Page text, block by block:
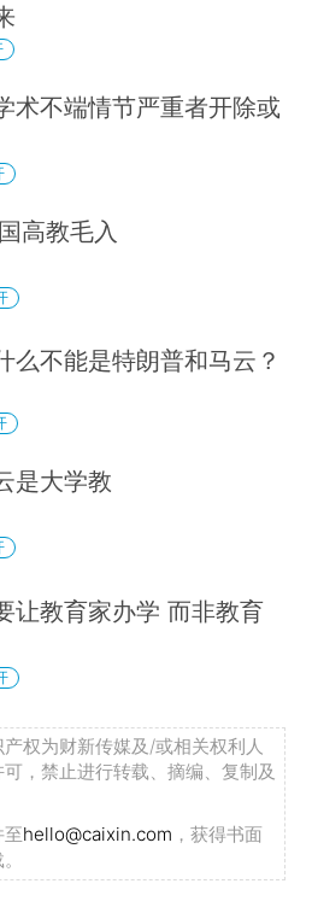
术不端情节严重者开除或
高教毛入
么不能是特朗普和马云？
是大学教
让教育家办学 而非教育
权为财新传媒及/或相关权利人
，禁止进行转载、摘编、复制及
hello@caixin.com ，获得书面